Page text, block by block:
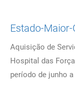
Estado-
Aquisição de
Hospital das
período de junho